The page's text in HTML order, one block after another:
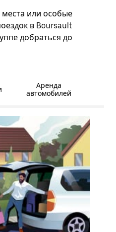
или особые
в Boursault
добраться до
Аренда
автомобилей